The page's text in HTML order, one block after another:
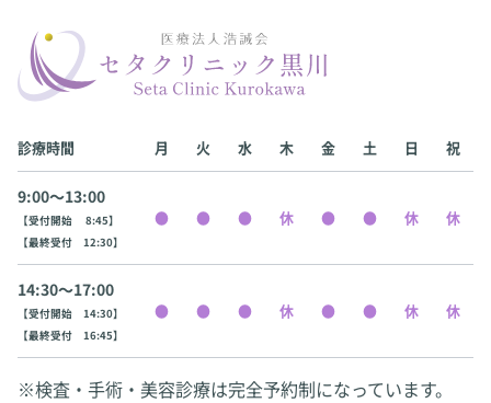
診療時間 月 火 水 木 金 土 日 祝
9:00〜13:00
【受付開始 8:45】
【最終受付 12:30】
14:30〜17:00
【受付開始 14:30】
【最終受付 16:45】
※検査・手術・美容診療は完全予約制になっています。